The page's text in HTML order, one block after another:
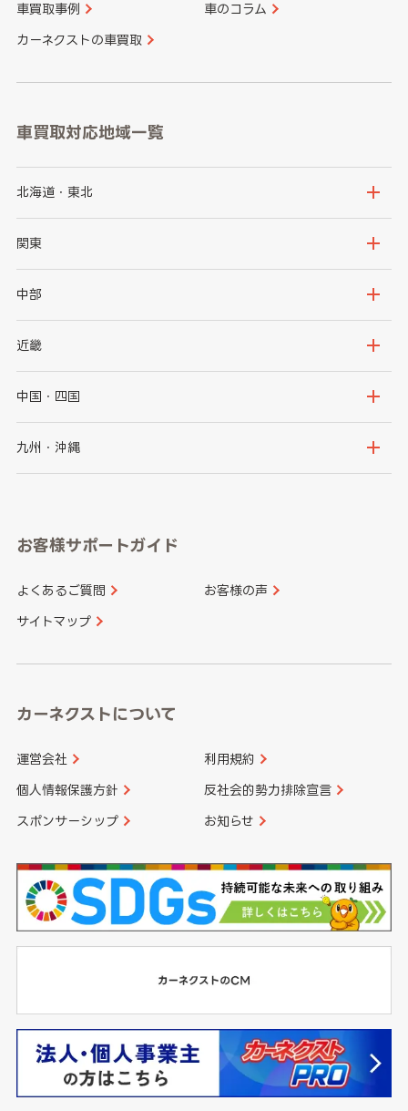
車買取事例 車のコラム
カーネクストの車買取
車買取対応地域一覧
北海道・東北
北海道
岩手県
秋田県
関東
茨城県
群馬県
千葉県
中部
新潟県
石川県
山梨県
愛知県
近畿
大阪府
京都府
和歌山県
中国・四国
鳥取県
山口県
香川県 愛媛県
九州・沖縄
長崎県
大分県 宮崎県
お客様サポートガイド
よくあるご質問 お客様の声
サイトマップ
カーネクストについて
運営会社 利用規約
個人情報保護方針 反社会的勢力排除宣言
スポンサーシップ お知らせ